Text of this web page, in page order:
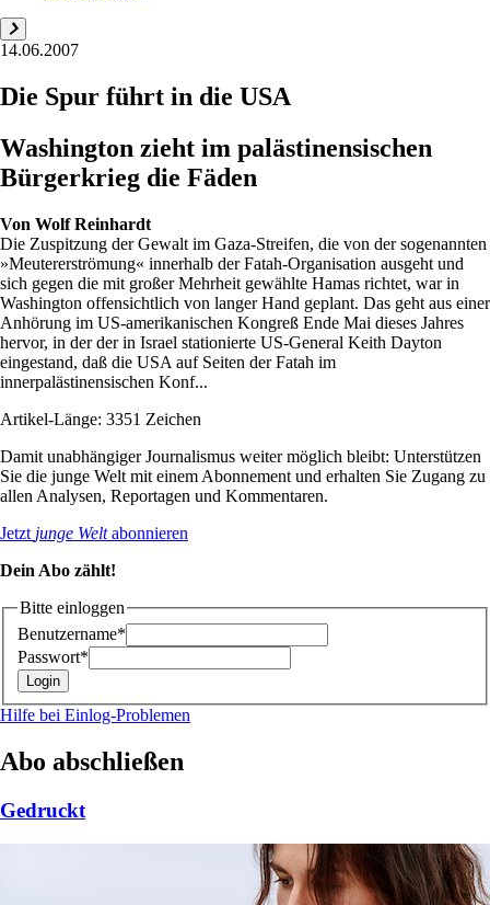
14.06.2007
Die Spur führt in die USA
Washington zieht im palästinensischen
Bürgerkrieg die Fäden
Von Wolf Reinhardt
Die Zuspitzung der Gewalt im Gaza-Streifen, die von der sogenannten
»Meutererströmung« innerhalb der Fatah-Organisation ausgeht und
sich gegen die mit großer Mehrheit gewählte Hamas richtet, war in
Washington offensichtlich von langer Hand geplant. Das geht aus einer
Anhörung im US-amerikanischen Kongreß Ende Mai dieses Jahres
hervor, in der der in Israel stationierte US-General Keith Dayton
eingestand, daß die USA auf Seiten der Fatah im
innerpalästinensischen Konf...
Artikel-Länge: 3351 Zeichen
Damit unabhängiger Journalismus weiter möglich bleibt: Unterstützen
Sie die junge Welt mit einem Abonnement und erhalten Sie Zugang zu
allen Analysen, Reportagen und Kommentaren.
Jetzt junge Weltabonnieren
Dein Abo zählt!
Bitte einloggen
Benutzername*
Passwort*
Hilfe bei Einlog-Problemen
Abo abschließen
Gedruckt